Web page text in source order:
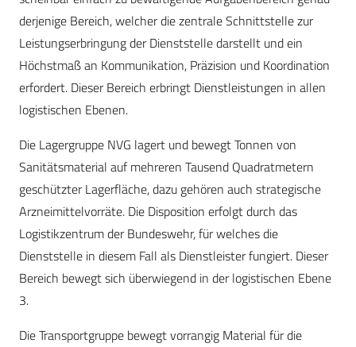
derjenige Bereich, welcher die zentrale Schnittstelle zur
Leistungserbringung der Dienststelle darstellt und ein
Höchstmaß an Kommunikation, Präzision und Koordination
erfordert. Dieser Bereich erbringt Dienstleistungen in allen
logistischen Ebenen.
Die Lagergruppe NVG lagert und bewegt Tonnen von
Sanitätsmaterial auf mehreren Tausend Quadratmetern
geschützter Lagerfläche, dazu gehören auch strategische
Arzneimittelvorräte. Die Disposition erfolgt durch das
Logistikzentrum der Bundeswehr, für welches die
Dienststelle in diesem Fall als Dienstleister fungiert. Dieser
Bereich bewegt sich überwiegend in der logistischen Ebene
3.
Die Transportgruppe bewegt vorrangig Material für die